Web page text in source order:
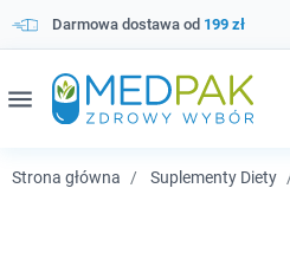
Darmowa dostawa od 199 zł
menu
Strona główna Suplementy Diety